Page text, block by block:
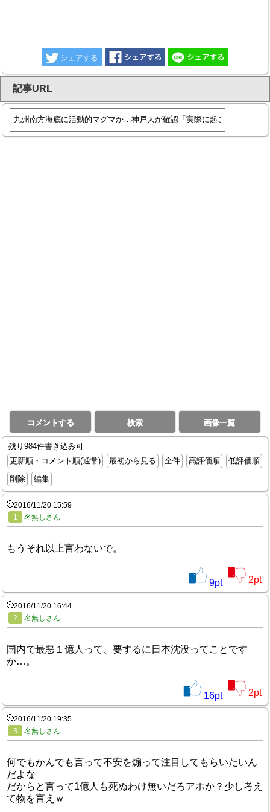
記事URL
コメントする 検索 画像一覧
残り984件書き込み可
更新順・コメント順(通常)
最初から見る 全件 高評価順
低評価順
削除
編集
2016/11/20 15:59
1
名無しさん
もうそれ以上言わないで。
9pt 2pt
2016/11/20 16:44
2
名無しさん
国内で最悪１億人って、要するに日本沈没ってことです
か…。
16pt 2pt
2016/11/20 19:35
3
名無しさん
何でもかんでも言って不安を煽って注目してもらいたいん
だよな
だからと言って1億人も死ぬわけ無いだろアホか？少し考え
て物を言えｗ